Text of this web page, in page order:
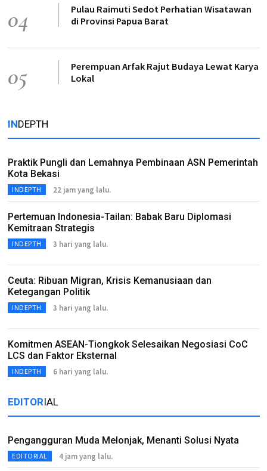
04
Pulau Raimuti Sedot Perhatian Wisatawan
di Provinsi Papua Barat
05
Perempuan Arfak Rajut Budaya Lewat Karya
Lokal
INDEPTH
Praktik Pungli dan Lemahnya Pembinaan ASN Pemerintah
Kota Bekasi
INDEPTH 22 jam yang lalu.
Pertemuan Indonesia-Tailan: Babak Baru Diplomasi
Kemitraan Strategis
INDEPTH 3 hari yang lalu.
Ceuta: Ribuan Migran, Krisis Kemanusiaan dan
Ketegangan Politik
INDEPTH 3 hari yang lalu.
Komitmen ASEAN-Tiongkok Selesaikan Negosiasi CoC
LCS dan Faktor Eksternal
INDEPTH 6 hari yang lalu.
EDITORIAL
Pengangguran Muda Melonjak, Menanti Solusi Nyata
EDITORIAL 4 jam yang lalu.